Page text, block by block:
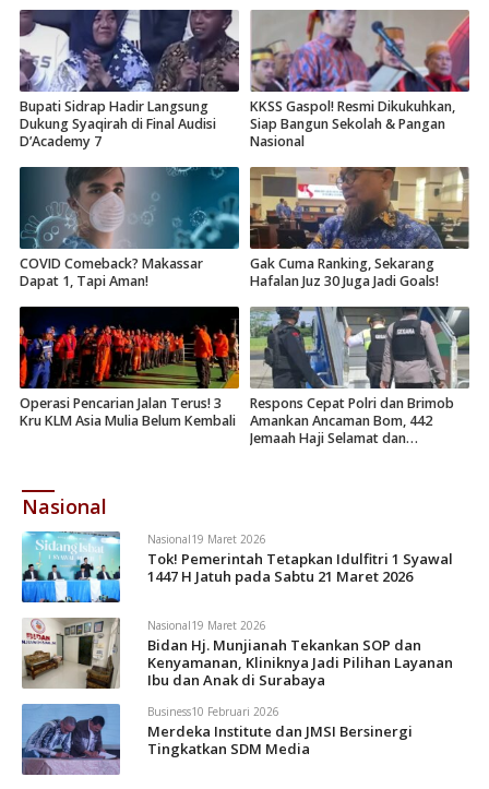
Bupati Sidrap Hadir Langsung
Dukung Syaqirah di Final Audisi
D’Academy 7
KKSS Gaspol! Resmi Dikukuhkan,
Siap Bangun Sekolah & Pangan
Nasional
COVID Comeback? Makassar
Dapat 1, Tapi Aman!
Gak Cuma Ranking, Sekarang
Hafalan Juz 30 Juga Jadi Goals!
Operasi Pencarian Jalan Terus! 3
Kru KLM Asia Mulia Belum Kembali
Respons Cepat Polri dan Brimob
Amankan Ancaman Bom, 442
Jemaah Haji Selamat dan
Nasional
Nasional19 Maret 2026
Tok! Pemerintah Tetapkan Idulfitri 1 Syawal
1447 H Jatuh pada Sabtu 21 Maret 2026
Nasional19 Maret 2026
Bidan Hj. Munjianah Tekankan SOP dan
Kenyamanan, Kliniknya Jadi Pilihan Layanan
Ibu dan Anak di Surabaya
Business10 Februari 2026
Merdeka Institute dan JMSI Bersinergi
Tingkatkan SDM Media